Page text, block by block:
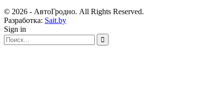
© 2026 - АвтоГродно. All Rights Reserved.
Разработка: Sait.by
Sign in